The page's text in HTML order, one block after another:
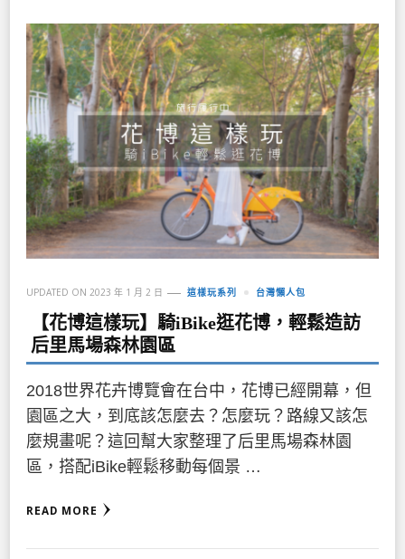
UPDATED ON 2023 年 1 月 2 日 這樣玩系列 台灣懶人包
【花博這樣玩】騎iBike逛花博，輕鬆造訪
后里馬場森林園區
2018世界花卉博覽會在台中，花博已經開幕，但
園區之大，到底該怎麼去？怎麼玩？路線又該怎
麼規畫呢？這回幫大家整理了后里馬場森林園
區，搭配iBike輕鬆移動每個景 …
READ MORE